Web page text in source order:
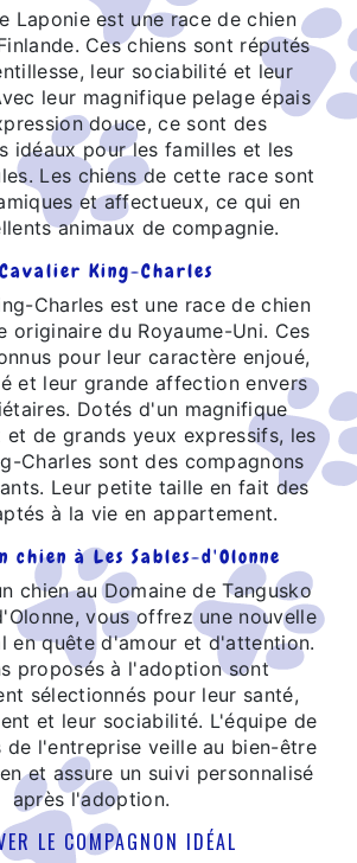
Laponie est une race de chien
Ces chiens sont réputés
leur sociabilité et leur
leur magnifique pelage épais
douce, ce sont des
idéaux pour les familles et les
Les chiens de cette race sont
et affectueux, ce qui en
animaux de compagnie.
King-Charles
Charles est une race de chien
originaire du Royaume-Uni. Ces
pour leur caractère enjoué,
et leur grande affection envers
Dotés d'un magnifique
et de grands yeux expressifs, les
Charles sont des compagnons
Leur petite taille en fait des
à la vie en appartement.
chien à Les Sables-d'Olonne
chien au Domaine de Tangusko
vous offrez une nouvelle
en quête d'amour et d'attention.
proposés à l'adoption sont
sélectionnés pour leur santé,
et leur sociabilité. L'équipe de
de l'entreprise veille au bien-être
et assure un suivi personnalisé
après l'adoption.
LE COMPAGNON IDÉAL